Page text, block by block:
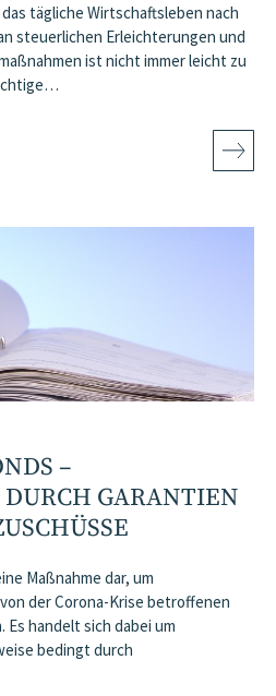
tägliche Wirtschaftsleben nach
steuerlichen Erleichterungen und
ist nicht immer leicht zu
–
GARANTIEN
Maßnahme dar, um
der Corona-Krise betroffenen
handelt sich dabei um
bedingt durch